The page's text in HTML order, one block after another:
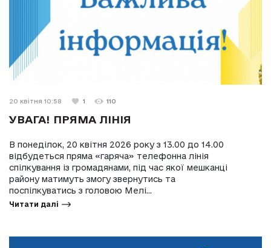
20 квітня 10:58 1 110
УВАГА! ПРЯМА ЛІНІЯ
В понеділок, 20 квітня 2026 року з 13.00 до 14.00
відбудеться пряма «гаряча» телефонна лінія
спілкування із громадянами, під час якої мешканці
району матимуть змогу звернутись та
поспілкуватись з головою Мелі...
Читати далі